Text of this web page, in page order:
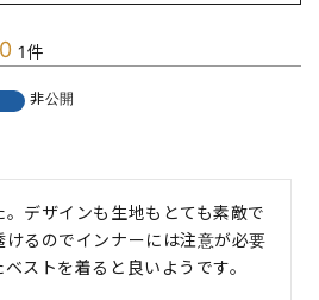
1
非公開
デザインも生地もとても素敵で
るのでインナーには注意が必要
ストを着ると良いようです。